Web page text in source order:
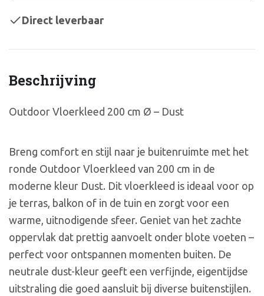
Beschrijving
Outdoor Vloerkleed 200 cm Ø – Dust
Breng comfort en stijl naar je buitenruimte met het
ronde Outdoor Vloerkleed van 200 cm in de
moderne kleur Dust. Dit vloerkleed is ideaal voor op
je terras, balkon of in de tuin en zorgt voor een
warme, uitnodigende sfeer. Geniet van het zachte
oppervlak dat prettig aanvoelt onder blote voeten –
perfect voor ontspannen momenten buiten. De
neutrale dust-kleur geeft een verfijnde, eigentijdse
uitstraling die goed aansluit bij diverse buitenstijlen.
Direct leverbaar